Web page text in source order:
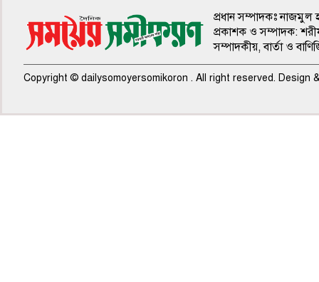
প্রধান সম্পাদকঃ নাজমুল
প্রকাশক ও সম্পাদক:
সম্পাদকীয়, বার্তা ও
Copyright © dailysomoyersomikoron . All right reserved. Design